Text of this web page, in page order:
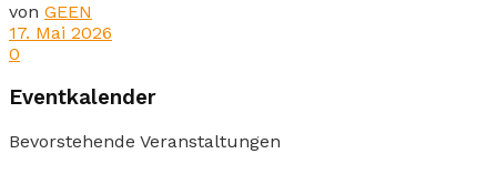
von GEEN
17. Mai 2026
0
Eventkalender
Bevorstehende Veranstaltungen